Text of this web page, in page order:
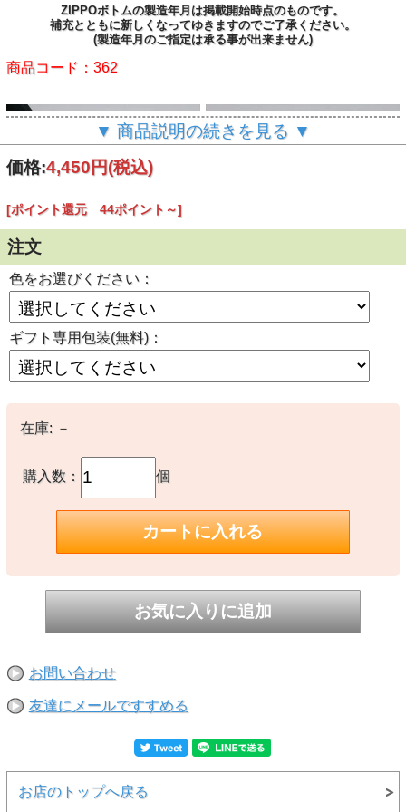
ZIPPOボトムの製造年月は掲載開始時点のものです。
補充とともに新しくなってゆきますのでご了承ください。
(製造年月のご指定は承る事が出来ません)
商品コード：362
ザグZAG WINDMILL(ウインドミル) ターボライター （内燃触媒
式） 全4色
品
説
現行モデルのWindmillターボライターでは 2番目に歴史のあるロン
グセラー定番ヒット製品です。
日常生活防水・耐風機能を装備した内燃触媒式ターボライター。
海・山・川などアウトドアのタフなコンディションで実力を発揮し
ヒンジ部分にストラップ付口があるのでお手持ちのストラップをつ
軽量・コンパクトで手軽に持ち歩ける多機能ライター。全４色から
サ
▼ 商品説明の続きを見る ▼
価格:4,450円(税込)
[ポイント還元 44ポイント～]
注文
色をお選びください：
ギフト専用包装(無料)：
在庫: －
購入数： 個
お問い合わせ
友達にメールですすめる
お店のトップへ戻る